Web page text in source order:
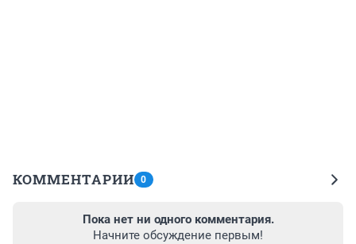
КОММЕНТАРИИ 0
Пока нет ни одного комментария.
Начните обсуждение первым!